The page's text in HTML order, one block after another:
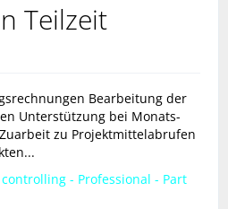
Teilzeit
Bearbeitung der
Unterstützung bei Monats-
zu Projektmittelabrufen
- Professional - Part